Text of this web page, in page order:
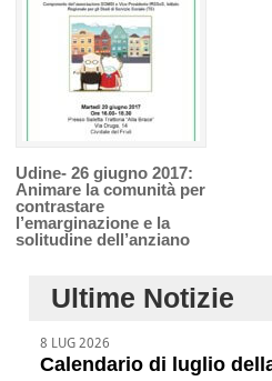
Udine- 26 giugno 2017:
Animare la comunità per
contrastare
l’emarginazione e la
solitudine dell’anziano
Ultime Notizie
8 LUG 2026
Calendario di luglio